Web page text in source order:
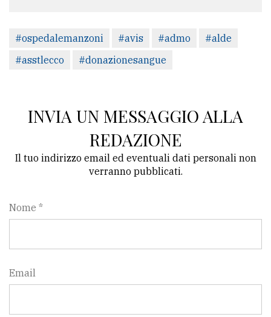
#ospedalemanzoni #avis #admo
#alde
#asstlecco
#donazionesangue
INVIA UN MESSAGGIO ALLA
REDAZIONE
Il tuo indirizzo email ed eventuali dati personali non
verranno pubblicati.
Nome *
Email